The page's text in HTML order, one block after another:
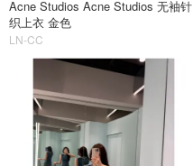
Acne Studios Acne Studios 无袖针
织上衣 金色
LN-CC